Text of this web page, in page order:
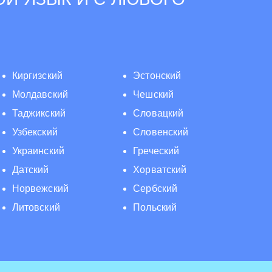
Киргизский
Молдавский
Таджикский
Узбекский
Украинский
Датский
Норвежский
Литовский
Эстонский
Чешский
Словацкий
Словенский
Греческий
Хорватский
Сербский
Польский